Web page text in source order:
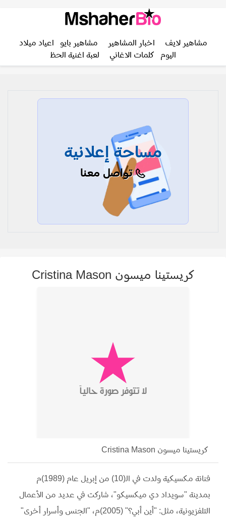
مشاهير لايف اخبار المشاهير مشاهير بايو
اعياد ميلاد
اليوم
كلمات الاغاني لعبة اغنية الحظ
مساحة إعلانية
تواصل معنا
كريستينا ميسون Cristina Mason
كريستينا ميسون Cristina Mason
فنانة مكسيكية ولدت في الـ(10) من إبريل عام (1989)م
بمدينة "سويداد دي ميكسيكو"، شاركت في عديد من الأعمال
التلفزيونية، مثل: "أين أبي؟" (2005)م، "الجنس وأسرار أخرى"